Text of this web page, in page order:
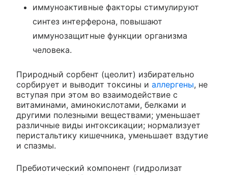
иммуноактивные факторы стимулируют
синтез интерферона, повышают
иммунозащитные функции организма
человека.
Природный сорбент (цеолит) избирательно
сорбирует и выводит токсины и аллергены, не
вступая при этом во взаимодействие с
витаминами, аминокислотами, белками и
другими полезными веществами; уменьшает
различные виды интоксикации; нормализует
перистальтику кишечника, уменьшает вздутие
и спазмы.
Пребиотический компонент (гидролизат